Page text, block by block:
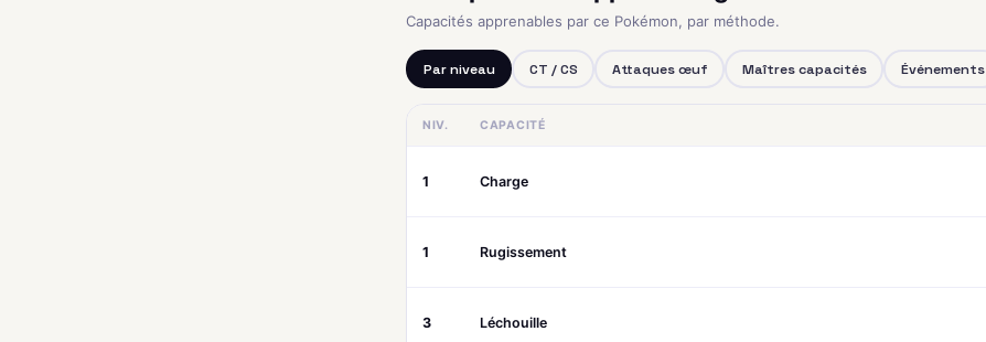
Capacités apprenables par ce Pokémon, par méthode.
Par niveau CT / CS Attaques œuf Maîtres capacités Événements
NIV. CAPACITÉ
1 Charge
1 Rugissement
3 Léchouille